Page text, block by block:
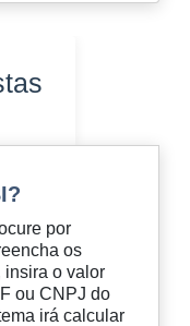
por
os
insira o valor
ou CNPJ do
irá calcular